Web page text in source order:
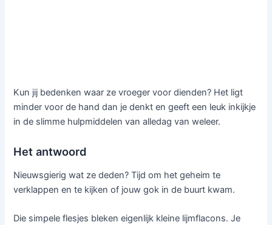
Kun jij bedenken waar ze vroeger voor dienden? Het ligt
minder voor de hand dan je denkt en geeft een leuk inkijkje
in de slimme hulpmiddelen van alledag van weleer.
Het antwoord
Nieuwsgierig wat ze deden? Tijd om het geheim te
verklappen en te kijken of jouw gok in de buurt kwam.
Die simpele flesjes bleken eigenlijk kleine lijmflacons. Je